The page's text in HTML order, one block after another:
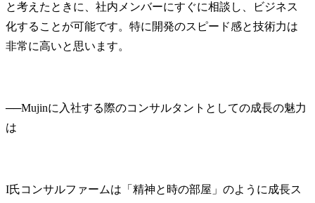
と考えたときに、社内メンバーにすぐに相談し、ビジネス
化することが可能です。特に開発のスピード感と技術力は
非常に高いと思います。
──Mujinに入社する際のコンサルタントとしての成長の魅力
I氏コンサルファームは「精神と時の部屋」のように成長ス